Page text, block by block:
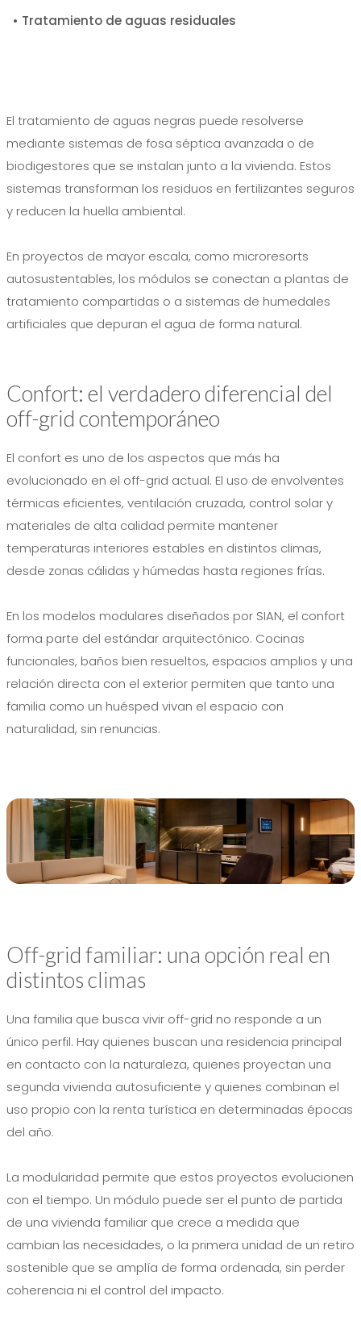
• Tratamiento de aguas residuales
El tratamiento de aguas negras puede resolverse
mediante sistemas de fosa séptica avanzada o de
biodigestores que se instalan junto a la vivienda. Estos
sistemas transforman los residuos en fertilizantes seguros
y reducen la huella ambiental.
En proyectos de mayor escala, como microresorts
autosustentables, los módulos se conectan a plantas de
tratamiento compartidas o a sistemas de humedales
artificiales que depuran el agua de forma natural.
Confort: el verdadero diferencial del
off-grid contemporáneo
El confort es uno de los aspectos que más ha
evolucionado en el off-grid actual. El uso de envolventes
térmicas eficientes, ventilación cruzada, control solar y
materiales de alta calidad permite mantener
temperaturas interiores estables en distintos climas,
desde zonas cálidas y húmedas hasta regiones frías.
En los modelos modulares diseñados por SIAN, el confort
forma parte del estándar arquitectónico. Cocinas
funcionales, baños bien resueltos, espacios amplios y una
relación directa con el exterior permiten que tanto una
familia como un huésped vivan el espacio con
naturalidad, sin renuncias.
Off-grid familiar: una opción real en
distintos climas
Una familia que busca vivir off-grid no responde a un
único perfil. Hay quienes buscan una residencia principal
en contacto con la naturaleza, quienes proyectan una
segunda vivienda autosuficiente y quienes combinan el
uso propio con la renta turística en determinadas épocas
del año.
La modularidad permite que estos proyectos evolucionen
con el tiempo. Un módulo puede ser el punto de partida
de una vivienda familiar que crece a medida que
cambian las necesidades, o la primera unidad de un retiro
sostenible que se amplía de forma ordenada, sin perder
coherencia ni el control del impacto.